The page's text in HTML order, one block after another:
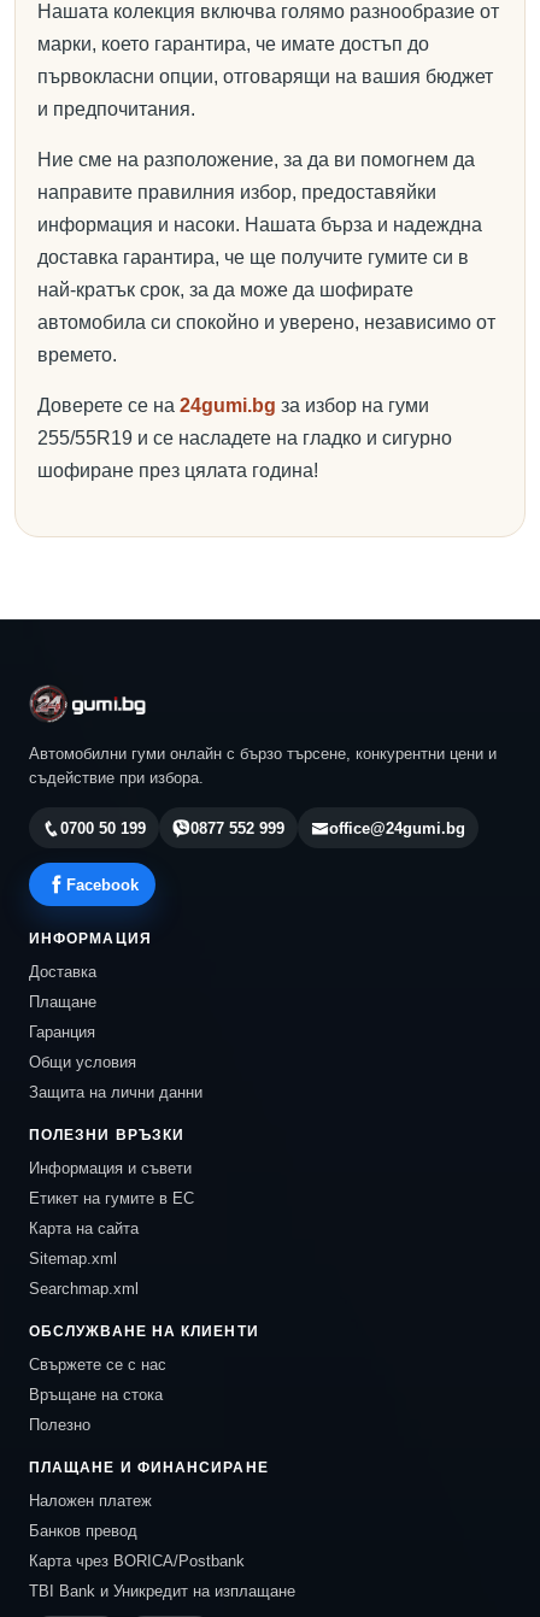
Нашата колекция включва голямо разнообразие от
марки, което гарантира, че имате достъп до
първокласни опции, отговарящи на вашия бюджет
и предпочитания.
Ние сме на разположение, за да ви помогнем да
направите правилния избор, предоставяйки
информация и насоки. Нашата бърза и надеждна
доставка гарантира, че ще получите гумите си в
най-кратък срок, за да може да шофирате
автомобила си спокойно и уверено, независимо от
времето.
Доверете се на 24gumi.bg за избор на гуми
255/55R19 и се насладете на гладко и сигурно
шофиране през цялата година!
Автомобилни гуми онлайн с бързо търсене, конкурентни цени и
съдействие при избора.
0700 50 199 0877 552 999 office@24gumi.bg
Facebook
ИНФОРМАЦИЯ
Доставка
Плащане
Гаранция
Общи условия
Защита на лични данни
ПОЛЕЗНИ ВРЪЗКИ
Информация и съвети
Етикет на гумите в ЕС
Карта на сайта
Sitemap.xml
Searchmap.xml
ОБСЛУЖВАНЕ НА КЛИЕНТИ
Свържете се с нас
Връщане на стока
Полезно
ПЛАЩАНЕ И ФИНАНСИРАНЕ
Наложен платеж
Банков превод
Карта чрез BORICA/Postbank
TBI Bank и Уникредит на изплащане